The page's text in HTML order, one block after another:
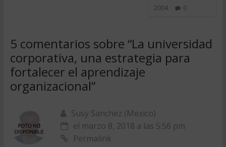
2004
0
5 comentarios sobre “La universidad
corporativa, una estrategia para
fortalecer el aprendizaje
organizacional”
Susy Sanchez (Mexico)
el marzo 8, 2018 a las 5:56 pm
Permalink